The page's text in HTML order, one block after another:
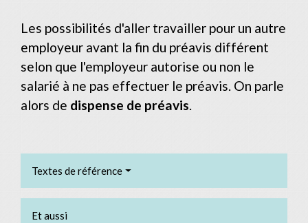
Les possibilités d'aller travailler pour un autre
employeur avant la fin du préavis différent
selon que l'employeur autorise ou non le
salarié à ne pas effectuer le préavis. On parle
alors de dispense de préavis.
Textes de référence
Et aussi